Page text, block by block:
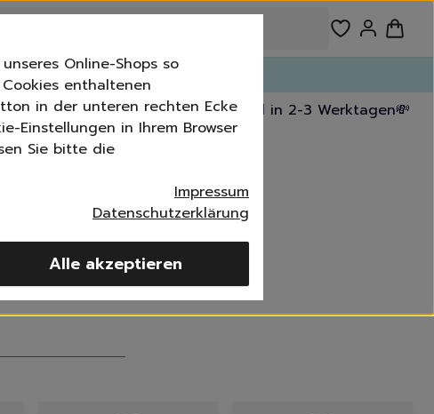
| Eimer
€, kostenfrei ab 39,99 €🚚 Versand in 2-3 Werktagen💸
Online-Shops so
enthaltenen
in der unteren rechten Ecke
Einstellungen in Ihrem Browser
Sie bitte die
Impressum
Datenschutzerklärung
Alle akzeptieren